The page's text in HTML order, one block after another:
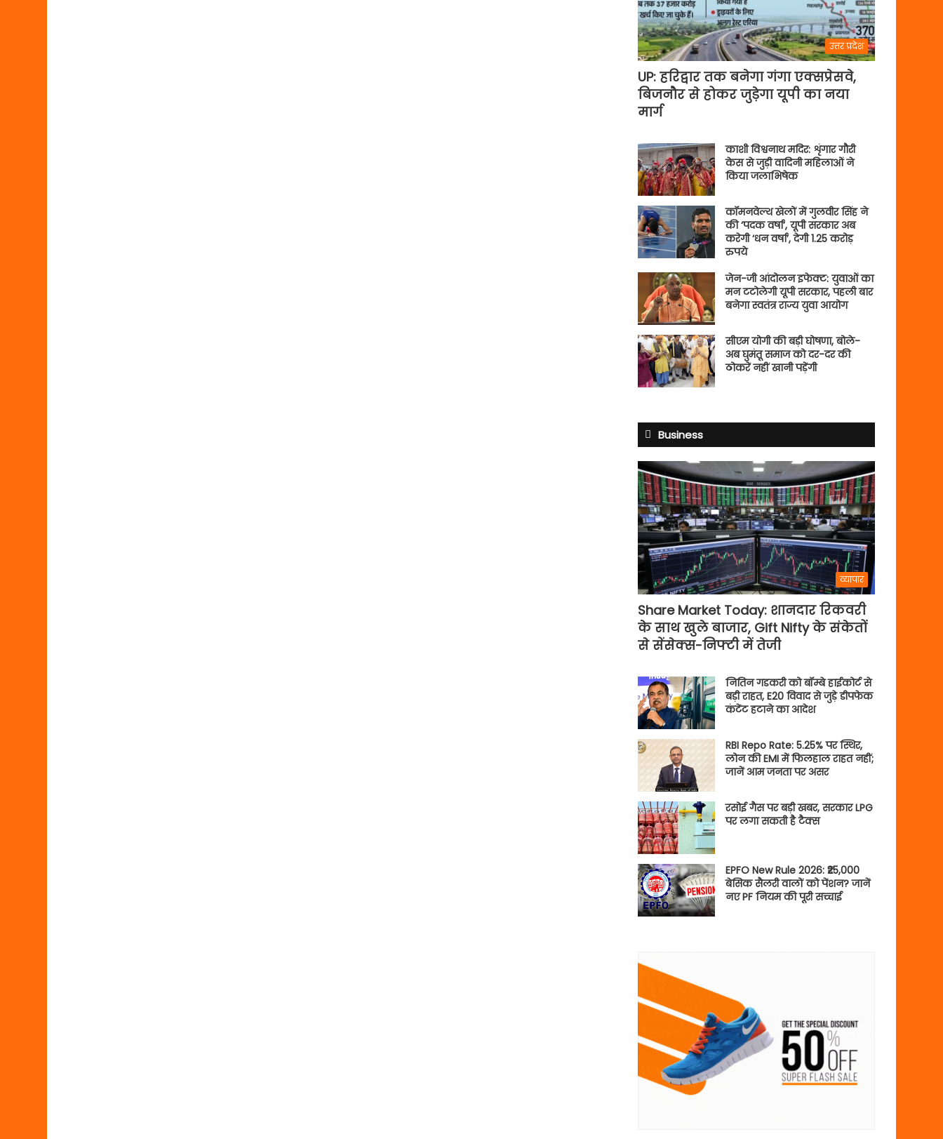
उत्तर प्रदेश
UP: हरिद्वार तक बनेगा गंगा एक्सप्रेसवे,
बिजनौर से होकर जुड़ेगा यूपी का नया
मार्ग
काशी विश्वनाथ मदिर: शृंगार गौरी
केस से जुड़ी वादिनी महिलाओं ने
किया जलाभिषेक
कॉमनवेल्थ खेलों में गुलवीर सिंह ने
की ‘पदक वर्षा’, यूपी सरकार अब
करेगी ‘धन वर्षा’, देगी 1.25 करोड़
रुपये
जेन-जी आंदोलन इफेक्ट: युवाओं का
मन टटोलेगी यूपी सरकार, पहली बार
बनेगा स्वतंत्र राज्य युवा आयोग
सीएम योगी की बड़ी घोषणा, बोले-
अब घुमंतू समाज को दर-दर की
ठोकरें नहीं खानी पड़ेंगी
Business
व्यापार
Share Market Today: शानदार रिकवरी
के साथ खुले बाजार, Gift Nifty के संकेतों
से सेंसेक्स-निफ्टी में तेजी
नितिन गडकरी को बॉम्बे हाईकोर्ट से
बड़ी राहत, E20 विवाद से जुड़े डीपफेक
कंटेंट हटाने का आदेश
RBI Repo Rate: 5.25% पर स्थिर,
लोन की EMI में फिलहाल राहत नहीं;
जानें आम जनता पर असर
रसोई गैस पर बड़ी खबर, सरकार LPG
पर लगा सकती है टैक्स
EPFO New Rule 2026: ₹25,000
बेसिक सैलरी वालों को पेंशन? जानें
नए PF नियम की पूरी सच्चाई